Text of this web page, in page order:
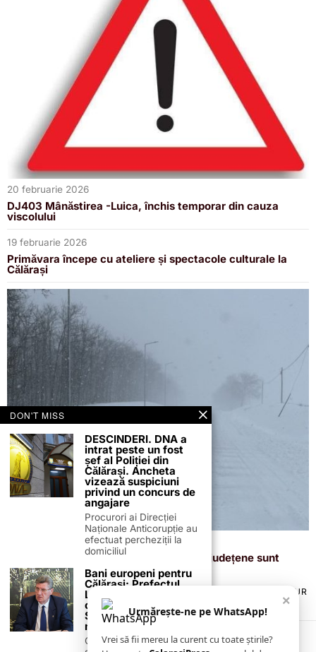
20 februarie 2026
DJ403 Mânăstirea -Luica, închis temporar din cauza
viscolului
19 februarie 2026
Primăvara începe cu ateliere și spectacole culturale la
Călărași
18 februarie 2026
Drumuri și Poduri S.A.: toate drumurile județene sunt
deschise circulației
TERMENI ȘI CONDIȚII
POLITICA DE ANULARE & RETUR
PUBLICITATE ONLINE & TIPĂRITĂ
CONTACT
ZIARUL ANUNȚUL CĂLĂRĂȘEAN
×
Urmărește-ne pe WhatsApp!
Vrei să fii mereu la curent cu toate știrile?
DON'T MISS
DESCINDERI. DNA a
intrat peste un fost
șef al Poliției din
Călărași. Ancheta
vizează suspiciuni
privind un concurs de
angajare
Procurori ai Direcției
Naționale Anticorupție au
efectuat percheziții la
domiciliul
Bani europeni pentru
Călărași: Prefectul
Laurențiu State anunță
colaborarea cu ADR
Sud-Muntenia pentru
noi finanțări
Călărașul se pregătește